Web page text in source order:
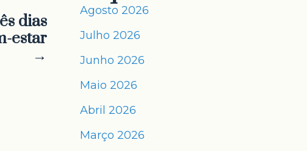
dias
estar
→
Agosto 2026
Julho 2026
Junho 2026
Maio 2026
Abril 2026
Março 2026